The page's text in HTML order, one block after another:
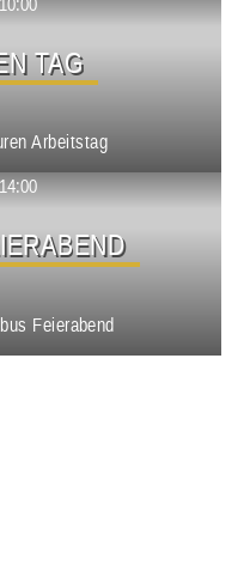
TAG
Arbeitstag
Feierabend